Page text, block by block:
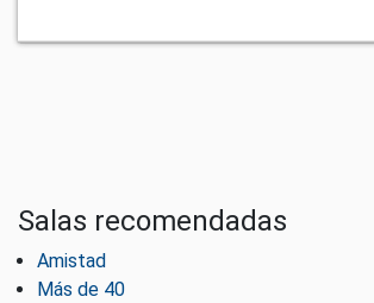
Salas recomendadas
Amistad
Más de 40